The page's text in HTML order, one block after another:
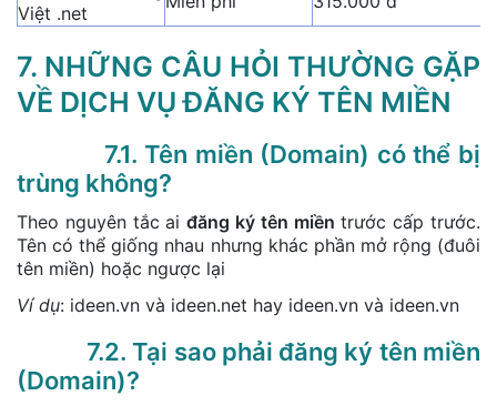
Việt .net
7. NHỮNG CÂU HỎI THƯỜNG GẶP
VỀ DỊCH VỤ ĐĂNG KÝ TÊN MIỀN
7.1. Tên miền (Domain) có thể bị
trùng không?
Theo nguyên tắc aiđăng ký tên miền trước cấp trước.
Tên có thể giống nhau nhưng khác phần mở rộng (đuôi
tên miền) hoặc ngược lại
Ví dụ: ideen.vn và ideen.net hay ideen.vn và ideen.vn
7.2. Tại sao phải đăng ký tên miền
(Domain)?